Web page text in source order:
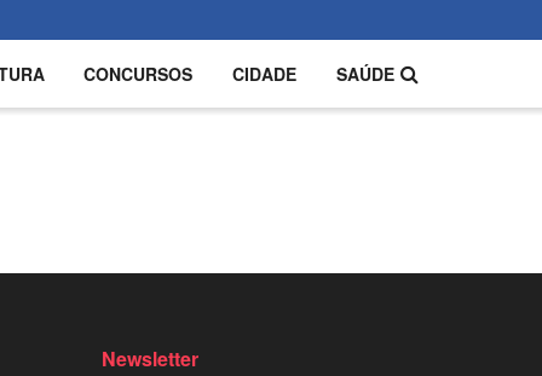
CONCURSOS CIDADE SAÚDE
Newsletter